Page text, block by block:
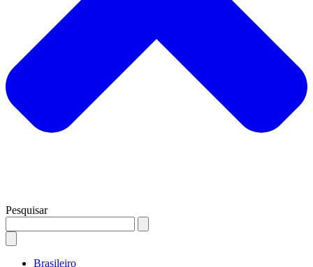
Pesquisar
Brasileiro